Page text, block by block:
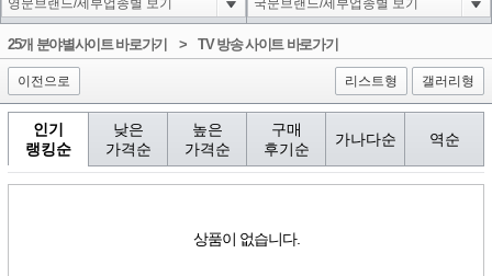
아이콘
1
25개 분야별사이트 바로가기 > TV 방송 사이트 바로가기
이전으로 리스트형 갤러리형
인기
랭킹순
낮은
가격순
높은
가격순
구매
후기순
가나다순 역순
상품이 없습니다.